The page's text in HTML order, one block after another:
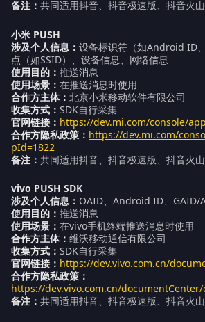
备注： 共同适用抖音、抖音极速版、抖音火
小米 PUSH
涉及个人信息： 设备标识符（如Android ID
点（如SSID）、设备信息、网络信息
使用目的： 推送消息
使用场景： 在推送消息时使用
合作方主体： 北京小米移动软件有限公司
收集方式： SDK自行采集
官网链接： https://dev.mi.com/console/
合作方隐私政策： https://dev.mi.com/
pId=1822
备注： 共同适用抖音、抖音极速版、抖音火
vivo PUSH SDK
涉及个人信息： OAID、Android ID、GAID/
使用目的： 推送消息
使用场景： 在vivo手机终端推送消息时使用
合作方主体： 维沃移动通信有限公司
收集方式： SDK自行采集
官网链接： https://dev.vivo.com.cn/
合作方隐私政策：
https://dev.vivo.com.cn/
备注： 共同适用抖音、抖音极速版、抖音火